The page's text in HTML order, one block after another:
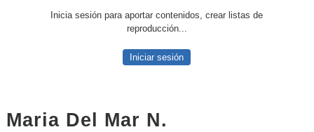
Inicia sesión para aportar contenidos, crear listas de
reproducción...
Iniciar sesión
Maria Del Mar N.